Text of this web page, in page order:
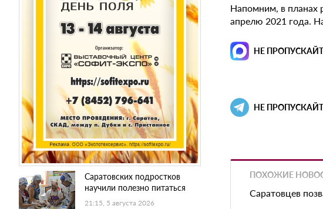
Саратовских подростков
научили полезно питаться
21:15, 5 августа 2026
Напомним, в планах
апрелю 2021 года.
НЕ
НЕ
ПОХОЖИЕ
Саратовцев